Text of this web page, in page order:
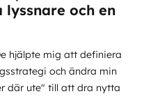
och en
hjälpte mig att definiera
och ändra min
där ute" till att dra nytta